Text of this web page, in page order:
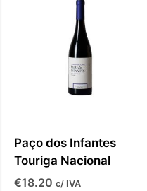
Paço dos Infantes
Touriga Nacional
€18.20 c/ IVA